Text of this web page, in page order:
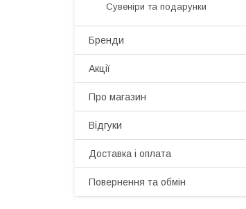
Сувеніри та подарунки
Бренди
Акції
Про магазин
Відгуки
Доставка і оплата
Повернення та обмін